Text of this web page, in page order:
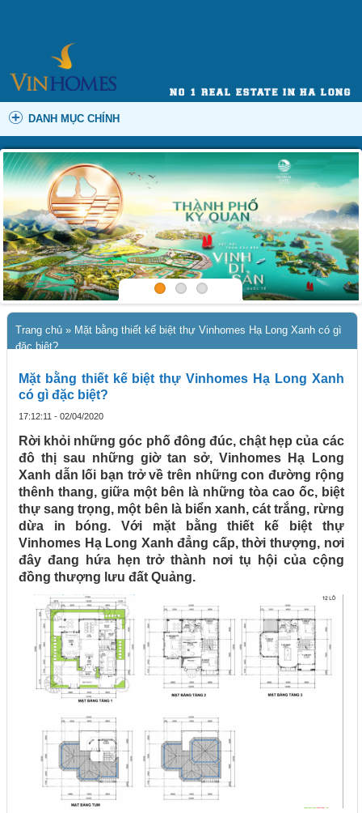
DANH MỤC CHÍNH
Trang chủ » Mặt bằng thiết kế biệt thự Vinhomes Hạ Long Xanh có gì
đặc biệt?
Mặt bằng thiết kế biệt thự Vinhomes Hạ Long Xanh
có gì đặc biệt?
17:12:11 - 02/04/2020
Rời khỏi những góc phố đông đúc, chật hẹp của các
đô thị sau những giờ tan sở, Vinhomes Hạ Long
Xanh dẫn lối bạn trở về trên những con đường rộng
thênh thang, giữa một bên là những tòa cao ốc, biệt
thự sang trọng, một bên là biển xanh, cát trắng, rừng
dừa in bóng. Với mặt bằng thiết kế biệt thự
Vinhomes Hạ Long Xanh đẳng cấp, thời thượng, nơi
đây đang hứa hẹn trở thành nơi tụ hội của cộng
đồng thượng lưu đất Quảng.